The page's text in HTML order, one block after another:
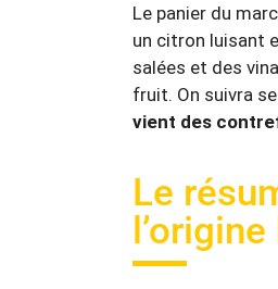
Le panier du
un citron luisant
salées et des
fruit. On suivra
vient des
Le